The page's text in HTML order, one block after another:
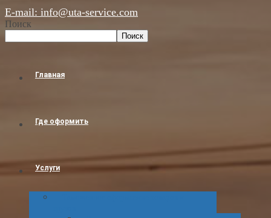
E-mail: info@uta-service.com
Поиск
Поиск
Главная
Где оформить
Услуги